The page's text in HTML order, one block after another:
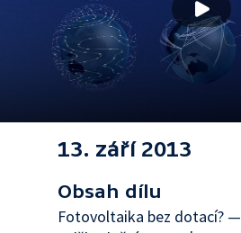
13. září 2013
Obsah dílu
Fotovoltaika bez dotací? —